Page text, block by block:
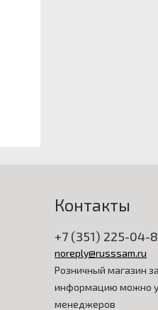
Контакты
+7 (351) 225-04-
noreply@russsam.ru
Розничный магазин
информацию можно
менеджеров